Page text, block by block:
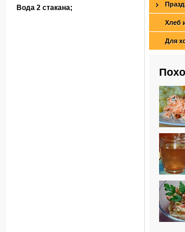
Вода 2 стакана;
Хлеб
Для